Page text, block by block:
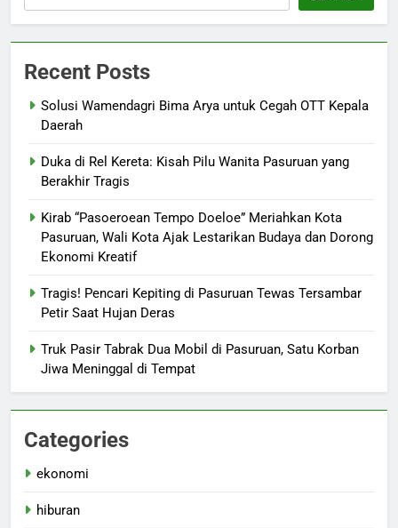
Recent Posts
Solusi Wamendagri Bima Arya untuk Cegah OTT Kepala
Daerah
Duka di Rel Kereta: Kisah Pilu Wanita Pasuruan yang
Berakhir Tragis
Kirab “Pasoeroean Tempo Doeloe” Meriahkan Kota
Pasuruan, Wali Kota Ajak Lestarikan Budaya dan Dorong
Ekonomi Kreatif
Tragis! Pencari Kepiting di Pasuruan Tewas Tersambar
Petir Saat Hujan Deras
Truk Pasir Tabrak Dua Mobil di Pasuruan, Satu Korban
Jiwa Meninggal di Tempat
Categories
ekonomi
hiburan